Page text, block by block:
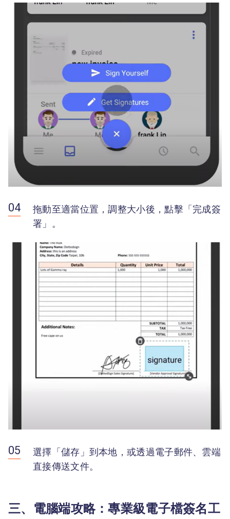
拖動至適當位置，調整大小後，點擊「完成簽
署」。
選擇「儲存」到本地，或透過電子郵件、雲端
直接傳送文件。
三、電腦端攻略：專業級電子檔簽名工